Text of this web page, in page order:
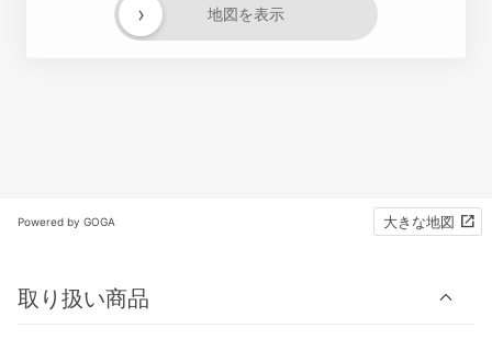
地図を表示
›
Powered by GOGA 大きな地図
取り扱い商品